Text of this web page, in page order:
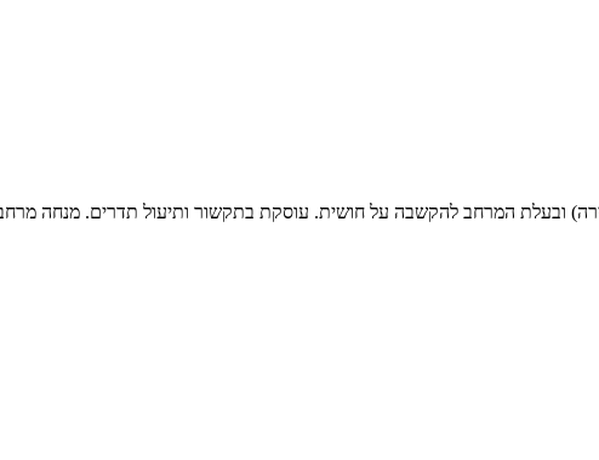
ובעלת המרחב להקשבה על חושית. עוסקת בתקשור ותיעול תדרים. מנחה